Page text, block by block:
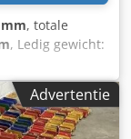
, totale
, Ledig gewicht:
Absxzz T
hoofdmotor
Advertentie